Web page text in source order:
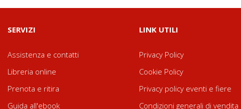
SERVIZI
Assistenza e contatti
Libreria online
Prenota e ritira
Guida all'ebook
LINK UTILI
Privacy Policy
Cookie Policy
Privacy policy eventi e fiere
Condizioni generali di vendita